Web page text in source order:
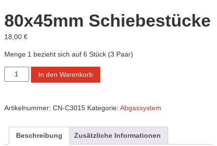
/
Camaro-
Tuning.com
Tuning
…
the
80x45mm Schiebestücke
18,00 €
Menge 1 bezieht sich auf 6 Stück (3 Paar)
80x45mm
Schiebestücke
In den Warenkorb
Artikelnummer: CN-C3015 Kategorie: Abgassystem
Beschreibung Zusätzliche Informationen